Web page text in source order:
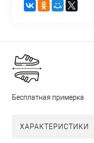
Бесплатная примерка
ХАРАКТЕРИСТИКИ